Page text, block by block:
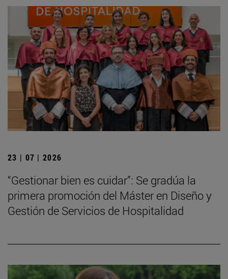
23 | 07 | 2026
“Gestionar bien es cuidar”: Se gradúa la
primera promoción del Máster en Diseño y
Gestión de Servicios de Hospitalidad